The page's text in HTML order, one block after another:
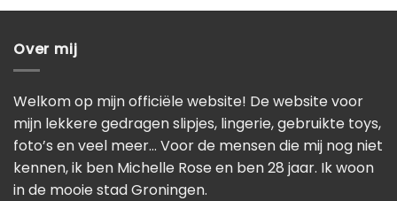
Over mij
Welkom op mijn officiële website! De website voor
mijn lekkere gedragen slipjes, lingerie, gebruikte toys,
foto’s en veel meer… Voor de mensen die mij nog niet
kennen, ik ben Michelle Rose en ben 28 jaar. Ik woon
in de mooie stad Groningen.